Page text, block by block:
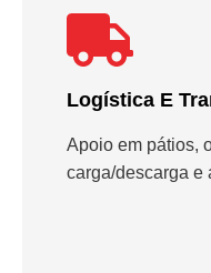
Logística E
Apoio em pátios,
carga/descarga e